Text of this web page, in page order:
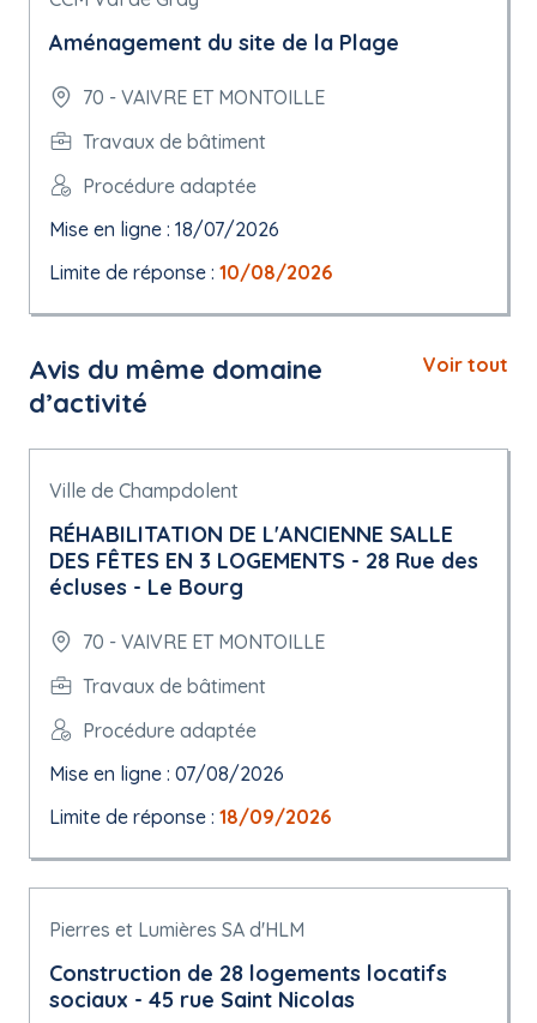
Aménagement du site de la Plage
70 - VAIVRE ET MONTOILLE
Travaux de bâtiment
Procédure adaptée
Mise en ligne : 18/07/2026
Limite de réponse : 10/08/2026
Avis du même domaine
d’activité
Voir tout
Ville de Champdolent
RÉHABILITATION DE L'ANCIENNE SALLE
DES FÊTES EN 3 LOGEMENTS - 28 Rue des
écluses - Le Bourg
70 - VAIVRE ET MONTOILLE
Travaux de bâtiment
Procédure adaptée
Mise en ligne : 07/08/2026
Limite de réponse : 18/09/2026
Pierres et Lumières SA d'HLM
Construction de 28 logements locatifs
sociaux - 45 rue Saint Nicolas